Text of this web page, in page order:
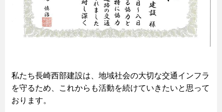
私たち長崎西部建設は、地域社会の大切な交通インフラ
を守るため、これからも活動を続けていきたいと思って
おります。